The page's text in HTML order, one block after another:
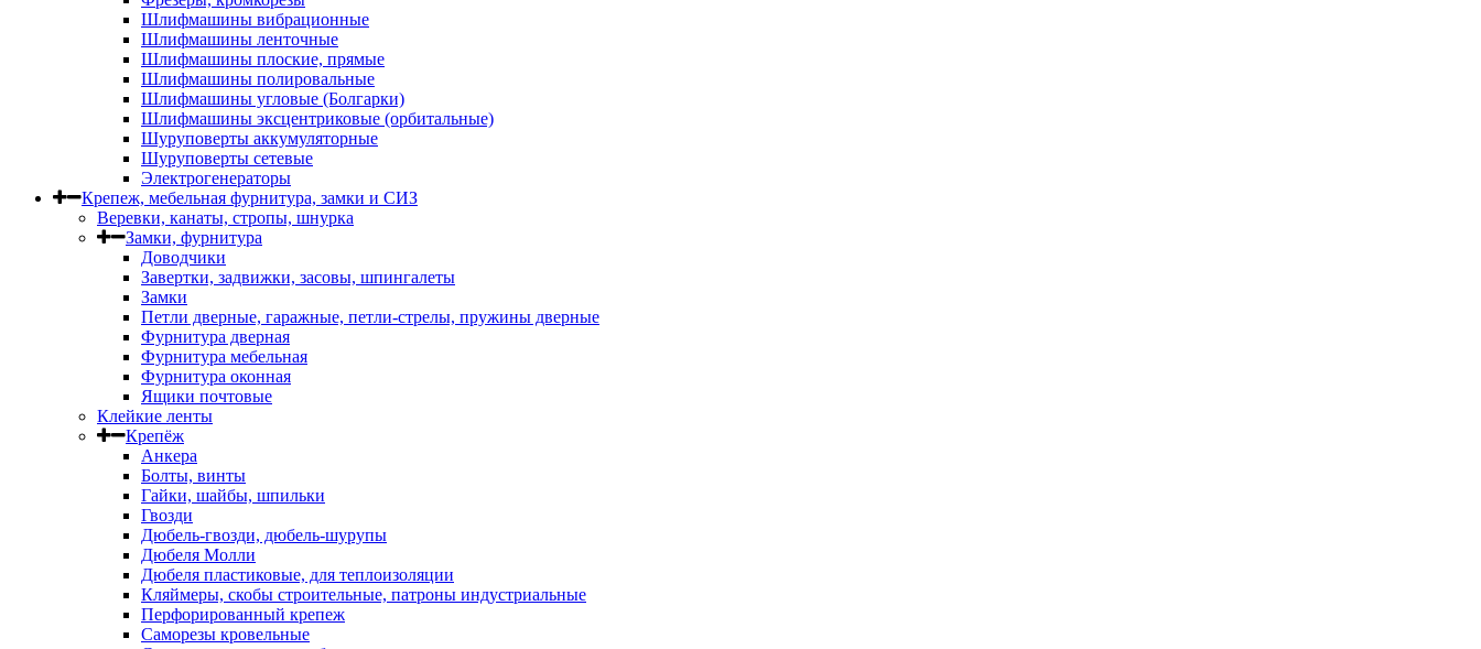
Шлифмашины вибрационные
Шлифмашины ленточные
Шлифмашины плоские, прямые
Шлифмашины полировальные
Шлифмашины угловые (Болгарки)
Шлифмашины эксцентриковые (орбитальные)
Шуруповерты аккумуляторные
Шуруповерты сетевые
Электрогенераторы
Крепеж, мебельная фурнитура, замки и СИЗ
Веревки, канаты, стропы, шнурка
Замки, фурнитура
Доводчики
Завертки, задвижки, засовы, шпингалеты
Замки
Петли дверные, гаражные, петли-стрелы, пружины дверные
Фурнитура дверная
Фурнитура мебельная
Фурнитура оконная
Ящики почтовые
Клейкие ленты
Крепёж
Анкера
Болты, винты
Гайки, шайбы, шпильки
Гвозди
Дюбель-гвозди, дюбель-шурупы
Дюбеля Молли
Дюбеля пластиковые, для теплоизоляции
Кляймеры, скобы строительные, патроны индустриальные
Перфорированный крепеж
Саморезы кровельные